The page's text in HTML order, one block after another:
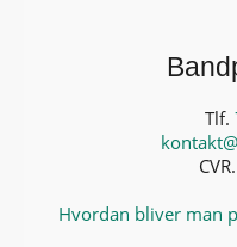
Tlf.
Hvordan bliver man